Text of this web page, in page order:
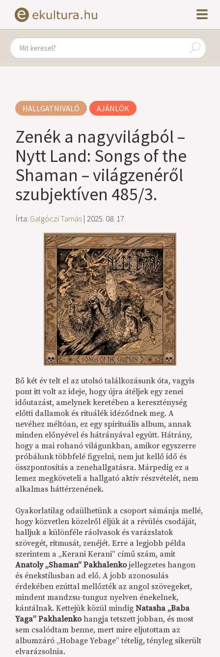
HALLGATNIVALÓ AJÁNLÓK
Zenék a nagyvilágból –
Nytt Land: Songs of the
Shaman – világzenéről
szubjektíven 485/3.
Írta: Galgóczi Tamás| 2025. 08. 17.
Bő két év telt el az utolsó találkozásunk óta, vagyis
pont itt volt az ideje, hogy újra átéljek egy zenei
időutazást, amelynek keretében a kereszténység
előtti dallamok és rituálék idéződnek meg. A
nevéhez méltóan, ez egy spirituális album, annak
minden előnyével és hátrányával együtt. Hátrány,
hogy a mai rohanó világunkban, amikor egyszerre
próbálunk többfelé figyelni, nem jut kellő idő és
összpontosítás a zenehallgatásra. Márpedig ez a
lemez megköveteli a hallgató aktív részvételét, nem
alkalmas háttérzenének.
Gyakorlatilag odaülhetünk a csoport sámánja mellé,
hogy közvetlen közelről éljük át a révülés csodáját,
halljuk a különféle ráolvasok és varázslatok
szövegét, ritmusát, zenéjét. Erre a legjobb példa
szerintem a „Kerani Kerani” című szám, amit
Anatoly „Shaman” Pakhalenkojellegzetes hangon
és énekstílusban ad elő. A jobb azonosulás
érdekében ezúttal mellőzték az angol szövegeket,
mindent mandzsu-tunguz nyelven énekelnek,
kántálnak. Kettejük közül mindigNatasha „Baba
Yaga” Pakhalenkohangja tetszett jobban, és most
sem csalódtam benne, mert mire eljutottam az
albumzáró „Hobage Yebage” tételig, tényleg sikerült
elvarázsolnia.